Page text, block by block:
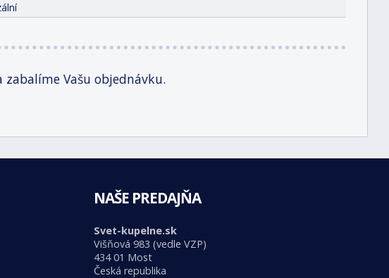
Vašu objednávku.
NAŠE PREDAJŇA
Svet-kupelne.sk
Višňová 983 (vedle VZP)
434 01 Most
Česká republika